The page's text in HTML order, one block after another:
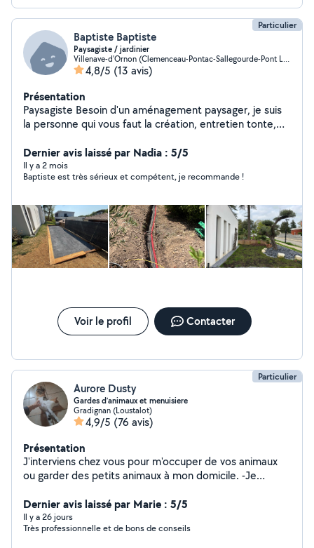
Particulier
Baptiste Baptiste
Paysagiste / jardinier
Villenave-d'Ornon (Clemenceau-Pontac-Sallegourde-Pont Langon)
4,8/5 (13 avis)
Présentation
Paysagiste Besoin d'un aménagement paysager, je suis
la personne qui vous faut la création, entretien tonte,
petit bricolage Et surtout l'arrosage automatique
Dernier avis laissé par Nadia : 5/5
Il y a 2 mois
Baptiste est très sérieux et compétent, je recommande !
Voir le profil Contacter
Particulier
Aurore Dusty
Gardes d’animaux et menuisiere
Gradignan (Loustalot)
4,9/5 (76 avis)
Présentation
J'interviens chez vous pour m'occuper de vos animaux
ou garder des petits animaux à mon domicile. -Je
detendre les chevaux a toutes les allures. -Je propose
egalement du montage de meubles car je suis
menusière depuis 2000. -Location siège auto et lit
Dernier avis laissé par Marie : 5/5
Il y a 26 jours
Très professionnelle et de bons de conseils